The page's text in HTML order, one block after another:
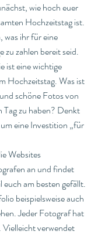
wie hoch euer
Hochzeitstag ist.
was ihr für eine
zu zahlen bereit seid.
ist eine wichtige
Hochzeitstag. Was ist
schöne Fotos von
Tag zu haben? Denkt
eine Investition „für
Websites
an und findet
euch am besten gefällt.
beispielsweise auch
Jeder Fotograf hat
Vielleicht verwendet